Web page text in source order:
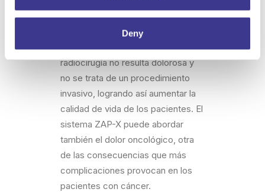
Deny
La ventaja de la tecnología ZAP-X
que utilizamos en IRCA es que no
requiere de anestesia, la
radiocirugía no resulta dolorosa y
no se trata de un procedimiento
invasivo, logrando así aumentar la
calidad de vida de los pacientes. El
sistema ZAP-X puede abordar
también el dolor oncológico, otra
de las consecuencias que más
complicaciones provocan en los
pacientes con cáncer.